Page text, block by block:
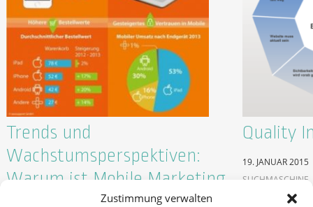
Zustimmung verwalten
Trends und
Wachstumsperspektiven:
Warum ist Mobile Marketing
2015 so wichtig?
Quality
19. JANUAR 2015
SUCHMASCHINE